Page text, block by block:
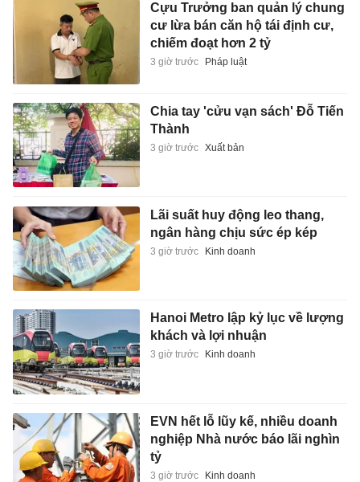
Cựu Trưởng ban quản lý chung
cư lừa bán căn hộ tái định cư,
chiếm đoạt hơn 2 tỷ
3 giờ trước Pháp luật
Chia tay 'cửu vạn sách' Đỗ Tiến
Thành
3 giờ trước Xuất bản
Lãi suất huy động leo thang,
ngân hàng chịu sức ép kép
3 giờ trước Kinh doanh
Hanoi Metro lập kỷ lục về lượng
khách và lợi nhuận
3 giờ trước Kinh doanh
EVN hết lỗ lũy kế, nhiều doanh
nghiệp Nhà nước báo lãi nghìn
tỷ
3 giờ trước Kinh doanh